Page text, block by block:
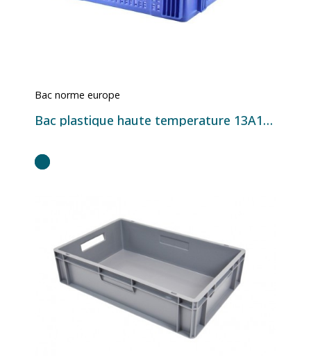
Bac norme europe
Bac plastique haute temperature 13A18AB